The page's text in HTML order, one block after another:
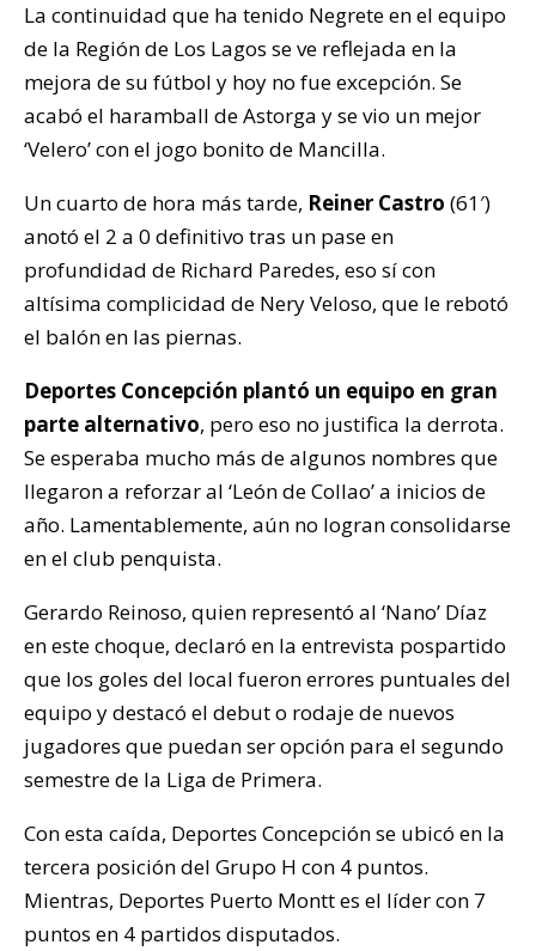
La continuidad que ha tenido Negrete en el equipo
de la Región de Los Lagos se ve reflejada en la
mejora de su fútbol y hoy no fue excepción. Se
acabó el haramball de Astorga y se vio un mejor
‘Velero’ con el jogo bonito de Mancilla.
Un cuarto de hora más tarde, Reiner Castro (61′)
anotó el 2 a 0 definitivo tras un pase en
profundidad de Richard Paredes, eso sí con
altísima complicidad de Nery Veloso, que le rebotó
el balón en las piernas.
Deportes Concepción plantó un equipo en gran
parte alternativo, pero eso no justifica la derrota.
Se esperaba mucho más de algunos nombres que
llegaron a reforzar al ‘León de Collao’ a inicios de
año. Lamentablemente, aún no logran consolidarse
en el club penquista.
Gerardo Reinoso, quien representó al ‘Nano’ Díaz
en este choque, declaró en la entrevista pospartido
que los goles del local fueron errores puntuales del
equipo y destacó el debut o rodaje de nuevos
jugadores que puedan ser opción para el segundo
semestre de la Liga de Primera.
Con esta caída, Deportes Concepción se ubicó en la
tercera posición del Grupo H con 4 puntos.
Mientras, Deportes Puerto Montt es el líder con 7
puntos en 4 partidos disputados.